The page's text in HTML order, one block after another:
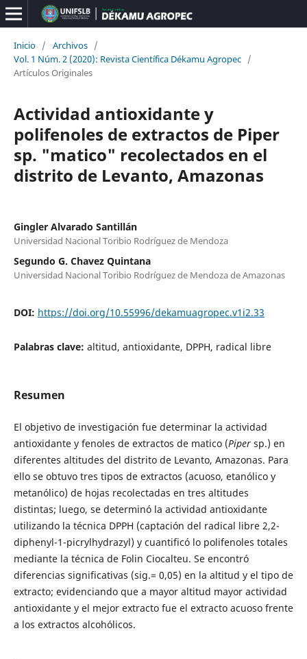
Inicio / Archivos /
Vol. 1 Núm. 2 (2020): Revista Científica Dékamu Agropec /
Artículos Originales
Actividad antioxidante y
polifenoles de extractos de Piper
sp. "matico" recolectados en el
distrito de Levanto, Amazonas
Gingler Alvarado Santillán
Universidad Nacional Toribio Rodríguez de Mendoza
Segundo G. Chavez Quintana
Universidad Nacional Toribio Rodríguez de Mendoza de Amazonas
DOI: https://doi.org/10.55996/dekamuagropec.v1i2.33
Palabras clave: altitud, antioxidante, DPPH, radical libre
Resumen
El objetivo de investigación fue determinar la actividad
antioxidante y fenoles de extractos de matico (Piper sp.) en
diferentes altitudes del distrito de Levanto, Amazonas. Para
ello se obtuvo tres tipos de extractos (acuoso, etanólico y
metanólico) de hojas recolectadas en tres altitudes
distintas; luego, se determinó la actividad antioxidante
utilizando la técnica DPPH (captación del radical libre 2,2-
diphenyl-1-picrylhydrazyl) y cuantificó lo polifenoles totales
mediante la técnica de Folin Ciocalteu. Se encontró
diferencias significativas (sig.= 0,05) en la altitud y el tipo de
extracto; evidenciando que a mayor altitud mayor actividad
antioxidante y el mejor extracto fue el extracto acuoso frente
a los extractos alcohólicos.